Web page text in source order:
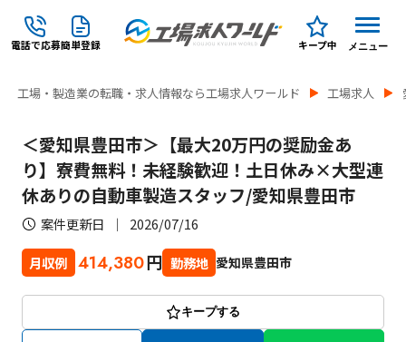
電話で応募簡単登録 キープ中 メニュー
工場・製造業の転職・求人情報なら工場求人ワールド 工場求人
＜愛知県豊田市＞【最大20万円の奨励金あ
り】寮費無料！未経験歓迎！土日休み×大型連
休ありの自動車製造スタッフ/愛知県豊田市
案件更新日 2026/07/16
月収例 414,380円 勤務地 愛知県豊田市
キープする